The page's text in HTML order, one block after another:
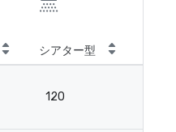
シアター型
120